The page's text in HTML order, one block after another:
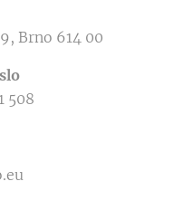
Brno 614 00
508